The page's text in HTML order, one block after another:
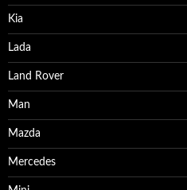
Kia
Lada
Land Rover
Man
Mazda
Mercedes